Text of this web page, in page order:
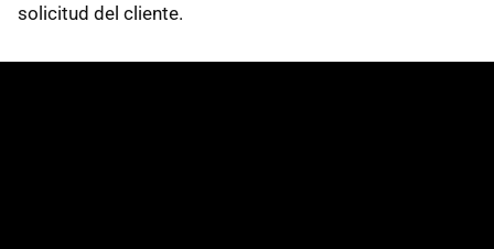
solicitud del cliente.